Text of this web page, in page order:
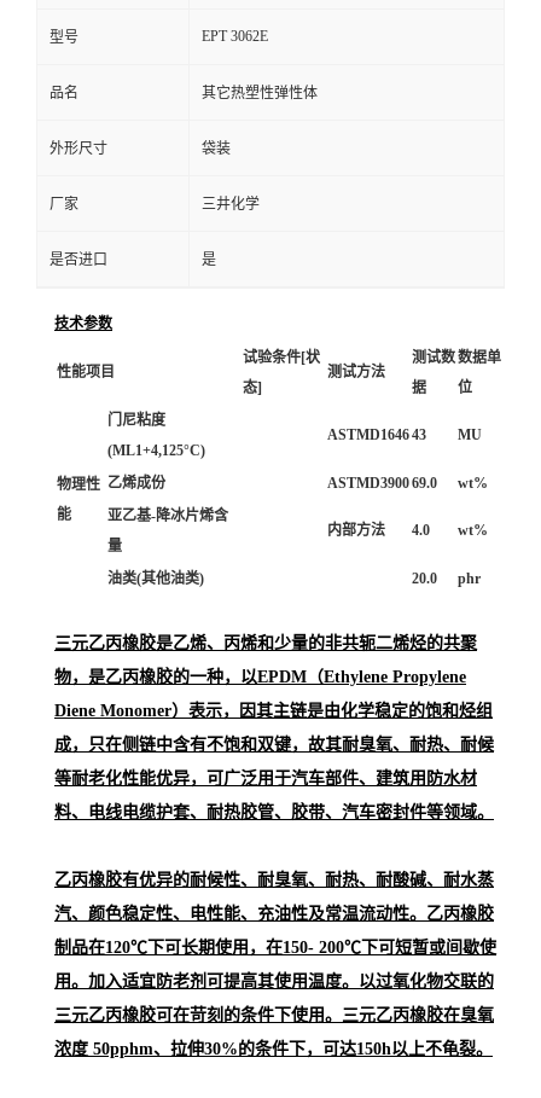
型号 EPT 3062E
品名 其它热塑性弹性体
外形尺寸 袋装
厂家 三井化学
是否进口 是
技术参数
性能项目
试验条件[状
态]
测试方法
测试数
据
数据单
位
物理性
能
门尼粘度
(ML1+4,125°C)
ASTMD164643 MU
乙烯成份 ASTMD390069.0
wt%
亚乙基-降冰片烯含
量
内部方法 4.0 wt%
油类(其他油类) 20.0 phr
三元乙丙橡胶是乙烯、丙烯和少量的非共轭二烯烃的共聚
物，是乙丙橡胶的一种，以EPDM（Ethylene Propylene
Diene Monomer）表示，因其主链是由化学稳定的饱和烃组
成，只在侧链中含有不饱和双键，故其耐臭氧、耐热、耐候
等耐老化性能优异，可广泛用于汽车部件、建筑用防水材
料、电线电缆护套、耐热胶管、胶带、汽车密封件等领域。
乙丙橡胶有优异的耐候性、耐臭氧、耐热、耐酸碱、耐水蒸
汽、颜色稳定性、电性能、充油性及常温流动性。乙丙橡胶
制品在120℃下可长期使用，在150- 200℃下可短暂或间歇使
用。加入适宜防老剂可提高其使用温度。以过氧化物交联的
三元乙丙橡胶可在苛刻的条件下使用。三元乙丙橡胶在臭氧
浓度 50pphm、拉伸30%的条件下，可达150h以上不龟裂。